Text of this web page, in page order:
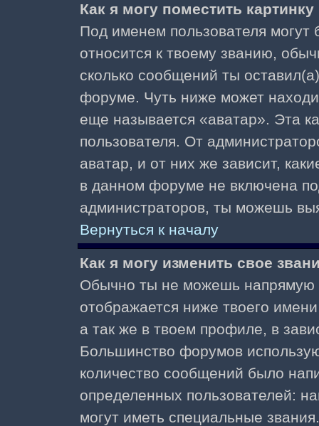
Как я могу поместить
Под именем пользователя могут
относится к твоему званию,
сколько сообщений ты
форуме. Чуть ниже может
еще называется «аватар». Эта
пользователя. От
аватар, и от них же зависит,
в данном форуме не включена
администраторов, ты можешь
Вернуться к началу
Как я могу изменить свое
Обычно ты не можешь напрямую
отображается ниже твоего
а так же в твоем профиле, в
Большинство форумов
количество сообщений было
определенных пользователей:
могут иметь специальные